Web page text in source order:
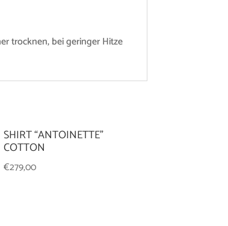
trocknen, bei geringer Hitze
SHIRT “ANTOINETTE”
COTTON
€279,00